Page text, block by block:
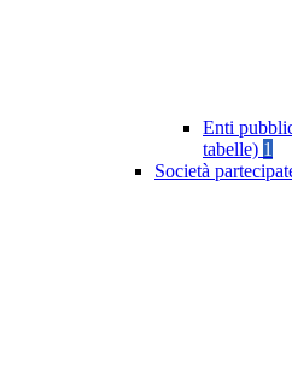
Enti
tabelle) 1
Società